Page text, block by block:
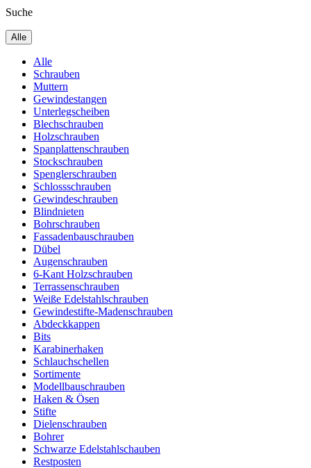
Suche
Alle
Alle
Schrauben
Muttern
Gewindestangen
Unterlegscheiben
Blechschrauben
Holzschrauben
Spanplattenschrauben
Stockschrauben
Spenglerschrauben
Schlossschrauben
Gewindeschrauben
Blindnieten
Bohrschrauben
Fassadenbauschrauben
Dübel
Augenschrauben
6-Kant Holzschrauben
Terrassenschrauben
Weiße Edelstahlschrauben
Gewindestifte-Madenschrauben
Abdeckkappen
Bits
Karabinerhaken
Schlauchschellen
Sortimente
Modellbauschrauben
Haken & Ösen
Stifte
Dielenschrauben
Bohrer
Schwarze Edelstahlschauben
Restposten